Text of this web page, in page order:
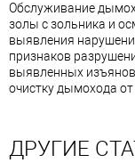
Обслуживание
золы с зольника и
выявления
признаков
выявленных
очистку дымохода от
ДРУГИЕ